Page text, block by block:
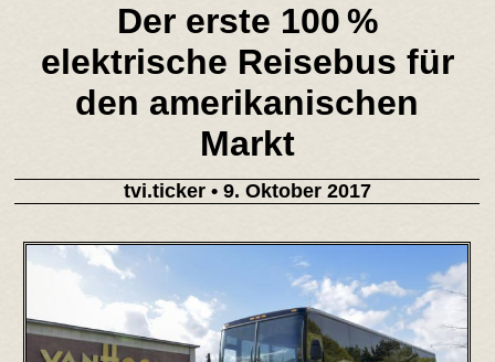
Der erste 100 %
elektrische Reisebus für
den amerikanischen
Markt
tvi.ticker• 9. Oktober 2017